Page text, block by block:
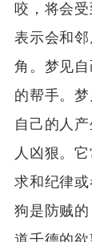
咬，将会
表示会和
角。梦见
的帮手。
自己的人
人凶狠。
求和纪律
狗是防贼